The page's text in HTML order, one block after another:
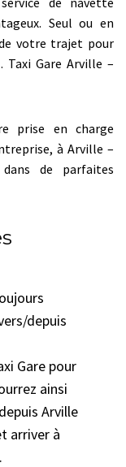
Seul ou en
votre trajet pour
Gare Arville –
prise en charge
à Arville –
de parfaites
depuis
Gare pour
ainsi
Arville
arriver à